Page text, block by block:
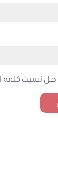
هل نسيت كلمة